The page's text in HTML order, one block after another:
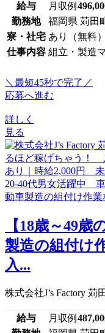
給与 月収例
勤務地
福岡県 苅田
寮・社宅 あり（無料）
仕事内容 組立・製造
＼最短45秒で完了／
応募へ進む
詳しく
見る
【18歳～49歳
製造の組付け
入...
株式会社J’s Factory
給与 月収例